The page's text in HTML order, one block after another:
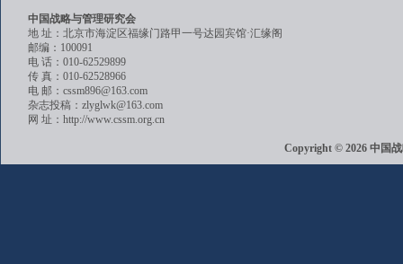
中国战略与管理研究会
地 址：北京市海淀区福缘门路甲一号达园宾馆·汇缘阁
邮编：100091
电 话：010-62529899
传 真：010-62528966
电 邮：cssm896@163.com
杂志投稿：zlyglwk@163.com
网 址：http://www.cssm.org.cn
Copyright © 2026 中国